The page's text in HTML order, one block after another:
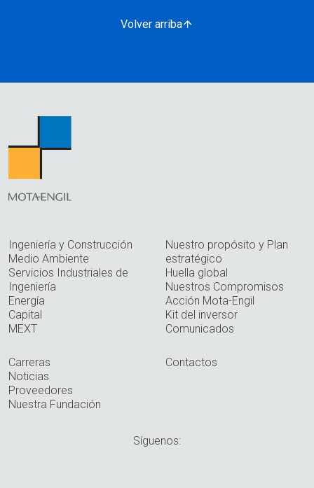
Volver arriba
Ingeniería y Construcción
Medio Ambiente
Servicios Industriales de
Ingeniería
Energía
Capital
MEXT
Nuestro propósito y Plan
estratégico
Huella global
Nuestros Compromisos
Acción Mota-Engil
Kit del inversor
Comunicados
Carreras
Noticias
Proveedores
Nuestra Fundación
Contactos
Síguenos: